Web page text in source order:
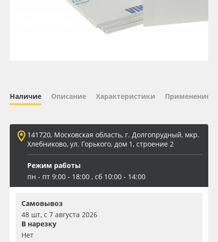
Вспененный ПВХ
Баннер
Наличие Описание Характеристики Применение
141720, Московская область, г. Долгопрудный, мкр.
Хлебниково, ул. Горького, дом 1, строение 2
Режим работы
пн - пт 9:00 - 18:00 , сб 10:00 - 14:00
Самовывоз
48 шт, с 7 августа 2026
В нарезку
Нет